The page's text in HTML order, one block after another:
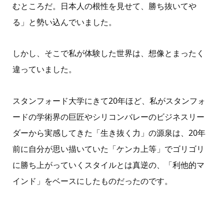
むところだ。日本人の根性を見せて、勝ち抜いてや
る」と勢い込んでいました。
しかし、そこで私が体験した世界は、想像とまったく
違っていました。
スタンフォード大学にきて20年ほど、私がスタンフォ
ードの学術界の巨匠やシリコンバレーのビジネスリー
ダーから実感してきた「生き抜く力」の源泉は、20年
前に自分が思い描いていた「ケンカ上等」でゴリゴリ
に勝ち上がっていくスタイルとは真逆の、「利他的マ
インド」をベースにしたものだったのです。